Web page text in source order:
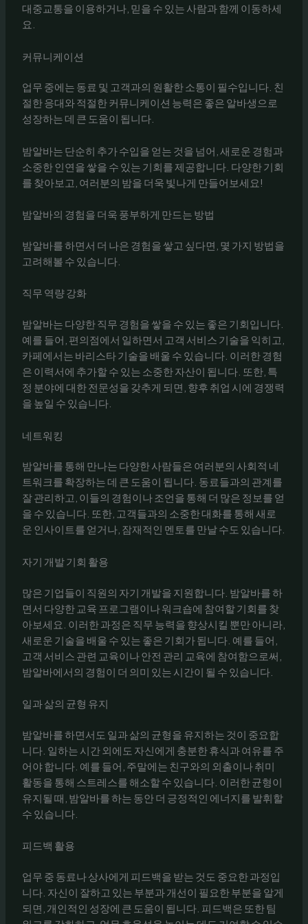
대중교통을 이용하거나, 믿을 수 있는 사람과 함께 이동하세
요.
커뮤니케이션
업무 중에는 동료 및 고객과의 원활한 소통이 필수입니다. 친
절한 응대와 적절한 커뮤니케이션 능력은 좋은 알바생으로
성장하는 데 큰 도움이 됩니다.
밤알바는 단순히 추가 수입을 얻는 것을 넘어, 새로운 경험과
소중한 인연을 쌓을 수 있는 기회를 제공합니다. 다양한 기회
를 찾아보고, 여러분의 밤을 더욱 빛나게 만들어보세요!
밤알바의 경험을 더욱 풍부하게 만드는 방법
밤알바를 하면서 더 나은 경험을 쌓고 싶다면, 몇 가지 방법을
고려해볼 수 있습니다.
직무 역량 강화
밤알바는 다양한 직무 경험을 쌓을 수 있는 좋은 기회입니다.
예를 들어, 편의점에서 일하면서 고객 서비스 기술을 익히고,
카페에서는 바리스타 기술을 배울 수 있습니다. 이러한 경험
은 이력서에 추가할 수 있는 소중한 자산이 됩니다. 또한, 특
정 분야에 대한 전문성을 갖추게 되면, 향후 취업 시에 경쟁력
을 높일 수 있습니다.
네트워킹
밤알바를 통해 만나는 다양한 사람들은 여러분의 사회적 네
트워크를 확장하는 데 큰 도움이 됩니다. 동료들과의 관계를
잘 관리하고, 이들의 경험이나 조언을 통해 더 많은 정보를 얻
을 수 있습니다. 또한, 고객들과의 소중한 대화를 통해 새로
운 인사이트를 얻거나, 잠재적인 멘토를 만날 수도 있습니다.
자기 개발 기회 활용
많은 기업들이 직원의 자기 개발을 지원합니다. 밤알바를 하
면서 다양한 교육 프로그램이나 워크숍에 참여할 기회를 찾
아보세요. 이러한 과정은 직무 능력을 향상시킬 뿐만 아니라,
새로운 기술을 배울 수 있는 좋은 기회가 됩니다. 예를 들어,
고객 서비스 관련 교육이나 안전 관리 교육에 참여함으로써,
밤알바에서의 경험이 더 의미 있는 시간이 될 수 있습니다.
일과 삶의 균형 유지
밤알바를 하면서도 일과 삶의 균형을 유지하는 것이 중요합
니다. 일하는 시간 외에도 자신에게 충분한 휴식과 여유를 주
어야 합니다. 예를 들어, 주말에는 친구와의 외출이나 취미
활동을 통해 스트레스를 해소할 수 있습니다. 이러한 균형이
유지될 때, 밤알바를 하는 동안 더 긍정적인 에너지를 발휘할
수 있습니다.
피드백 활용
업무 중 동료나 상사에게 피드백을 받는 것도 중요한 과정입
니다. 자신이 잘하고 있는 부분과 개선이 필요한 부분을 알게
되면, 개인적인 성장에 큰 도움이 됩니다. 피드백은 또한 팀